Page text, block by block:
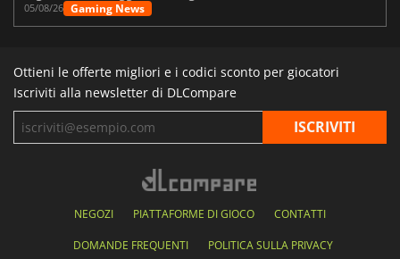
05/08/26 Gaming News
Ottieni le offerte migliori e i codici sconto per giocatori
Iscriviti alla newsletter di DLCompare
NEGOZI PIATTAFORME DI GIOCO CONTATTI
DOMANDE FREQUENTI POLITICA SULLA PRIVACY